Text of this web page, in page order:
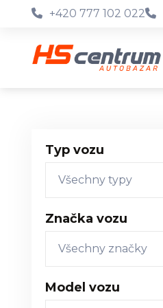
+420 777 102 022
Typ vozu
Všechny typy
Značka vozu
Všechny značky
Model vozu